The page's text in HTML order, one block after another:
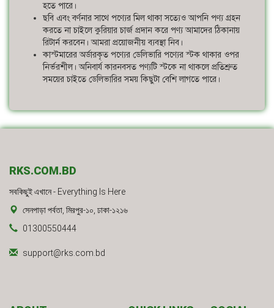
হতে পারে।
ছবি এবং বর্ণনার সাথে পণ্যের মিল থাকা সত্যেও আপনি পণ্য গ্রহন
করতে না চাইলে কুরিয়ার চার্জ প্রদান করে পণ্য আমাদের ঠিকানায়
রিটার্ন করবেন। আমরা প্রয়োজনীয় ব্যবস্থা নিব।
কাস্টমারের অর্ডারকৃত পণ্যের ডেলিভারি পণ্যের স্টক থাকার ওপর
নির্ভরশীল। অনিবার্য কারনবসত পণ্যটি স্টকে না থাকলে প্রতিশ্রুত
সময়ের চাইতে ডেলিভারির সময় কিছুটা বেশি লাগতে পারে।
RKS.COM.BD
সবকিছুই এখানে - Everything Is Here
সেনপাড়া পর্বতা, মিরপুর-১০, ঢাকা-১২১৬
01300550444
support@rks.com.bd